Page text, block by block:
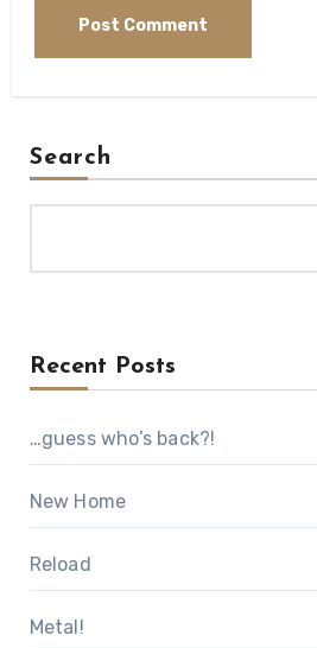
Search
Recent Posts
…guess who’s back?!
New Home
Reload
Metal!